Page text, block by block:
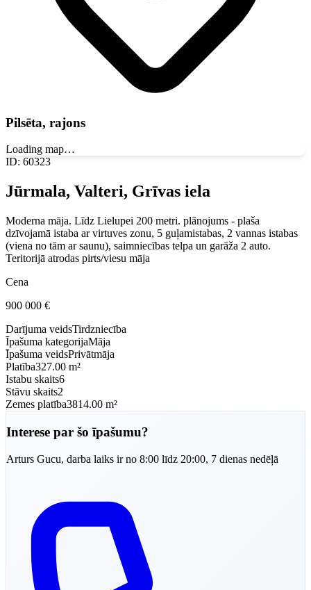
Pilsēta, rajons
Loading map…
ID: 60323
Jūrmala, Valteri, Grīvas iela
Moderna māja. Līdz Lielupei 200 metri. plānojums - plaša
dzīvojamā istaba ar virtuves zonu, 5 guļamistabas, 2 vannas istabas
(viena no tām ar saunu), saimniecības telpa un garāža 2 auto.
Teritorijā atrodas pirts/viesu māja
Cena
900 000 €
Darījuma veidsTirdzniecība
Īpašuma kategorijaMāja
Īpašuma veidsPrivātmāja
Platība327.00 m²
Istabu skaits6
Stāvu skaits2
Zemes platība3814.00 m²
Interese par šo īpašumu?
Arturs Gucu, darba laiks ir no 8:00 līdz 20:00, 7 dienas nedēļā